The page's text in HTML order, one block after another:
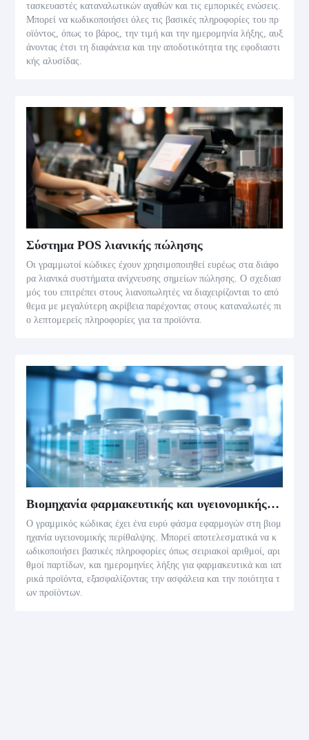
τασκευαστές καταναλωτικών αγαθών και τις εμπορικές ενώσεις.
Μπορεί να κωδικοποιήσει όλες τις βασικές πληροφορίες του πρ
οϊόντος, όπως το βάρος, την τιμή και την ημερομηνία λήξης, αυξ
άνοντας έτσι τη διαφάνεια και την αποδοτικότητα της εφοδιαστι
κής αλυσίδας.
Σύστημα POS λιανικής πώλησης
Οι γραμμωτοί κώδικες έχουν χρησιμοποιηθεί ευρέως στα διάφο
ρα λιανικά συστήματα ανίχνευσης σημείων πώλησης. Ο σχεδιασ
μός του επιτρέπει στους λιανοπωλητές να διαχειρίζονται το από
θεμα με μεγαλύτερη ακρίβεια παρέχοντας στους καταναλωτές πι
ο λεπτομερείς πληροφορίες για τα προϊόντα.
Βιομηχανία φαρμακευτικής και υγειονομικής περίθαλψης
Ο γραμμικός κώδικας έχει ένα ευρύ φάσμα εφαρμογών στη βιομ
ηχανία υγειονομικής περίθαλψης. Μπορεί αποτελεσματικά να κ
ωδικοποιήσει βασικές πληροφορίες όπως σειριακοί αριθμοί, αρι
θμοί παρτίδων, και ημερομηνίες λήξης για φαρμακευτικά και ιατ
ρικά προϊόντα, εξασφαλίζοντας την ασφάλεια και την ποιότητα τ
ων προϊόντων.